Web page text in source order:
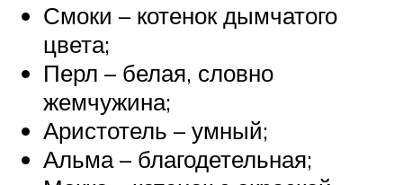
Смоки – котенок дымчатого
цвета;
Перл – белая, словно
жемчужина;
Аристотель – умный;
Альма – благодетельная;